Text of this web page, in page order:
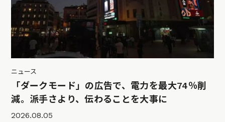
ニュース
「ダークモード」の広告で、電力を最大74％削
減。派手さより、伝わることを大事に
2026.08.05